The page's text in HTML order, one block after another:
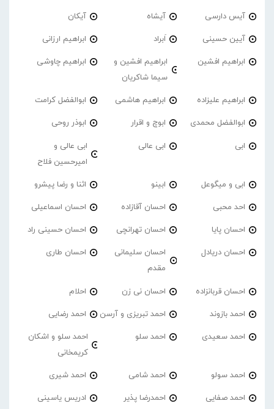
آیس دارسی آیشاه آیکان
آیین حسینی اَبراد ابراهیم ارزانی
ابراهیم افشین
ابراهیم افشین و
سیما شاکریان
ابراهیم چاوشی
ابراهیم علیزاده ابراهیم هاشمی ابوالفضل کرامت
ابوالفضل محمدی ابوچ و اقرار ابوذر روحی
ابی ابی عالی
ابی عالی و
امیرحسین فلاح
ابی و میگوعل ابینو اثنا و رضا پیشرو
احد محبی احسان آقازاده احسان اسماعیلی
احسان پایا احسان تهرانچی احسان حسینی راد
احسان دریادل
احسان سلیمانی
مقدم
احسان طاری
احسان قربانزاده احسان نی زن احلام
احمد بازوند احمد تبریزی و آرسن احمد‌ رضایی
احمد سعیدی احمد سلو
احمد سلو و اشکان
کریمخانی
احمد سولو احمد شامی احمد شیری
احمد صفایی احمدرضا پذیر ادریس یاسینی